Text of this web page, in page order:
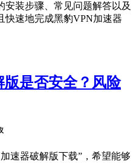
安装步骤、常见问题解答以及
快速地完成黑豹VPN加速器
是否安全？风险
速器破解版下载”，希望能够